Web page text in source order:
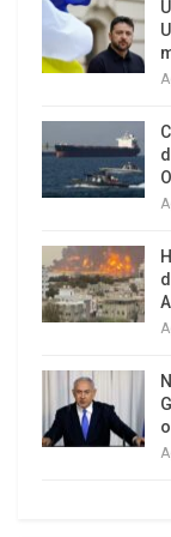
disputas?
convertido
geopolíticos
Confusiones
En este
el ministro de